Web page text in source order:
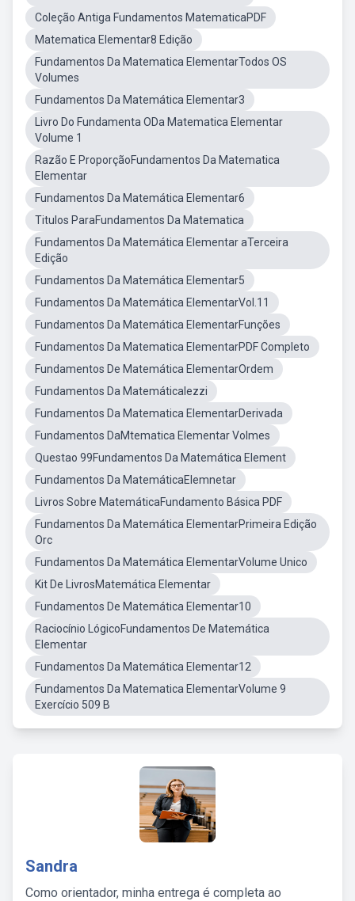
Coleção Antiga Fundamentos MatematicaPDF
Matematica Elementar8 Edição
Fundamentos Da Matematica ElementarTodos OS
Volumes
Fundamentos Da Matemática Elementar3
Livro Do Fundamenta ODa Matematica Elementar
Volume 1
Razão E ProporçãoFundamentos Da Matematica
Elementar
Fundamentos Da Matemática Elementar6
Titulos ParaFundamentos Da Matematica
Fundamentos Da Matemática Elementar aTerceira
Edição
Fundamentos Da Matemática Elementar5
Fundamentos Da Matemática ElementarVol.11
Fundamentos Da Matemática ElementarFunções
Fundamentos Da Matematica ElementarPDF Completo
Fundamentos De Matemática ElementarOrdem
Fundamentos Da MatemáticaIezzi
Fundamentos Da Matematica ElementarDerivada
Fundamentos DaMtematica Elementar Volmes
Questao 99Fundamentos Da Matemática Element
Fundamentos Da MatemáticaElemnetar
Livros Sobre MatemáticaFundamento Básica PDF
Fundamentos Da Matemática ElementarPrimeira Edição
Orc
Fundamentos Da Matemática ElementarVolume Unico
Kit De LivrosMatemática Elementar
Fundamentos De Matemática Elementar10
Raciocínio LógicoFundamentos De Matemática
Elementar
Fundamentos Da Matemática Elementar12
Fundamentos Da Matematica ElementarVolume 9
Exercício 509 B
Sandra
Como orientador, minha entrega é completa ao